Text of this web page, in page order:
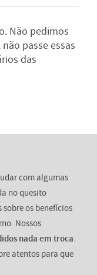
Não pedimos
passe essas
das
com algumas
no quesito
os benefícios
Nossos
nada em troca.
atentos para que